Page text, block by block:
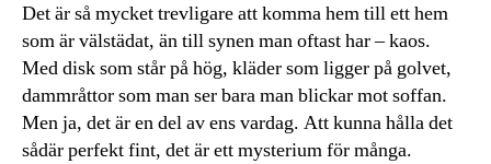
Det är så mycket trevligare att komma hem till ett hem
som är välstädat, än till synen man oftast har – kaos.
Med disk som står på hög, kläder som ligger på golvet,
dammråttor som man ser bara man blickar mot soffan.
Men ja, det är en del av ens vardag. Att kunna hålla det
sådär perfekt fint, det är ett mysterium för många.